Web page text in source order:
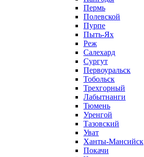
Пермь
Полевской
Пурпе
Пыть-Ях
Реж
Салехард
Сургут
Первоуральск
Тобольск
Трехгорный
Лабытнанги
Тюмень
Уренгой
Тазовский
Уват
Ханты-Мансийск
Покачи